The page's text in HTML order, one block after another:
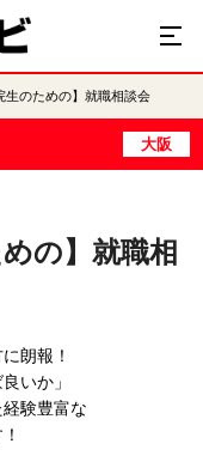
生のための】就職相談会
大阪
の】就職相
朗報！
いか」
験豊富な